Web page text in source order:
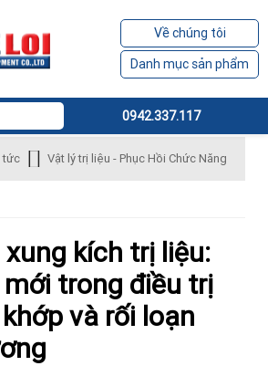
Về chúng tôi
Danh mục sản phẩm
0942.337.117
tức Vật lý trị liệu - Phục Hồi Chức Năng
xung kích trị liệu:
mới trong điều trị
và rối loạn